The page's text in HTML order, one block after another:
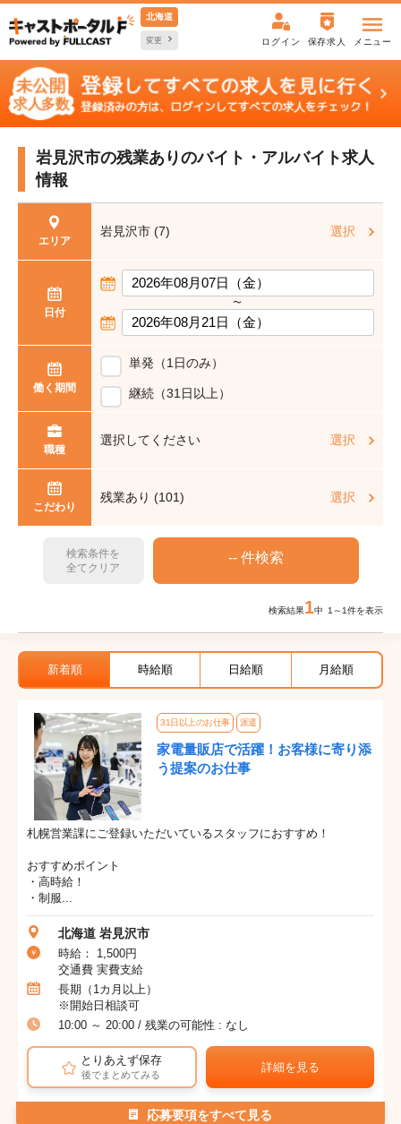
北海道
変更 ログイン 保存求人 メニュー
岩見沢市の残業ありのバイト・アルバイト求人
情報
エリア
岩見沢市 (7) 選択
日付
〜
働く期間
単発（1日のみ）
継続（31日以上）
職種
選択してください 選択
こだわり
残業あり (101) 選択
検索条件を
全てクリア
検索結果1中 1～1件を表示
新着順 時給順 日給順 月給順
31日以上のお仕事 派遣
家電量販店で活躍！お客様に寄り添
う提案のお仕事
札幌営業課にご登録いただいているスタッフにおすすめ！
おすすめポイント
・高時給！
・制服...
北海道 岩見沢市
時給： 1,500円
交通費 実費支給
長期（1カ月以上）
※開始日相談可
10:00 ～ 20:00 / 残業の可能性 : なし
とりあえず保存
後でまとめてみる
詳細を見る
応募要項をすべて見る